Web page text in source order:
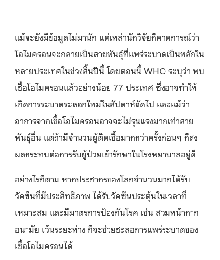
แม้จะยังมีข้อมูลไม่มานัก แต่เหล่านักวิจัยก็คาดการณ์ว่า
โอไมครอนจะกลายเป็นสายพันธุ์ที่แพร่ระบาดเป็นหลักใน
หลายประเทศในช่วงสิ้นปีนี้ โดยตอนนี้ WHO ระบุว่า พบ
เชื้อโอไมครอนแล้วอย่างน้อย 77 ประเทศ ซึ่งอาจทำให้
เกิดการระบาดระลอกใหม่ในสัปดาห์ถัดไป และแม้ว่า
อาการจากเชื้อโอไมครอนอาจจะไม่รุนแรงมากเท่าสาย
พันธุ์อื่น แต่ถ้ามีจำนวนผู้ติดเชื้อมากกว่าครั้งก่อนๆ ก็ส่ง
ผลกระทบต่อการรับผู้ป่วยเข้ารักษาในโรงพยาบาลอยู่ดี
อย่างไรก็ตาม หากประชากรของโลกจำนวนมากได้รับ
วัคซีนที่มีประสิทธิภาพ ได้รับวัคซีนประตุ้นในเวลาที่
เหมาะสม และมีมาตรการป้องกันโรค เช่น สวมหน้ากาก
อนามัย เว้นระยะห่าง ก็จะช่วยชะลอการแพร่ระบาดของ
เชื้อโอไมครอนได้